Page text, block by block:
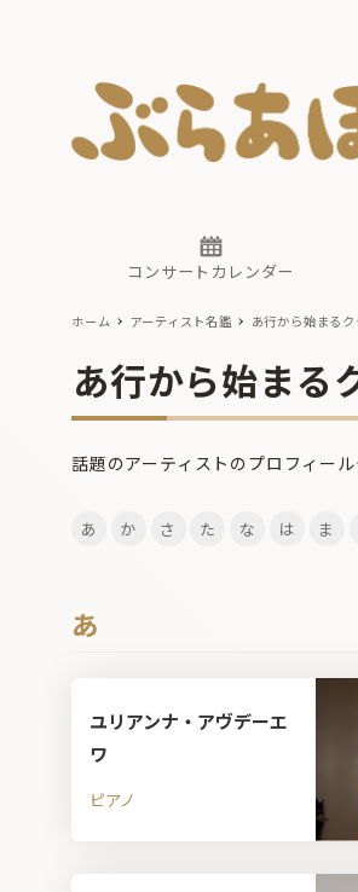
コンサートカレンダー
ホーム アーティスト名鑑 あ行から始まる
あ行から始まる
話題のアーティストのプロフィー
あ か さ た な は ま
あ
ユリアンナ・アヴデーエ
ワ
ピアノ